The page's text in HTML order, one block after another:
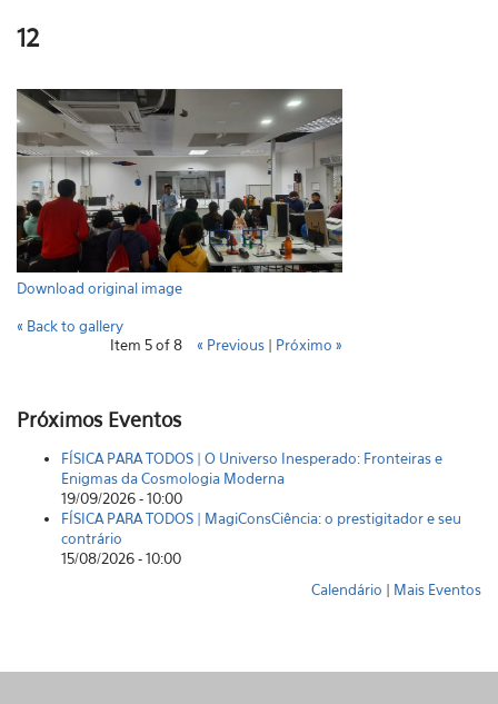
12
Download original image
« Back to gallery
Item 5 of 8
« Previous| Próximo »
Próximos Eventos
FÍSICA PARA TODOS | O Universo Inesperado: Fronteiras e
Enigmas da Cosmologia Moderna
19/09/2026 - 10:00
FÍSICA PARA TODOS | MagiConsCiência: o prestigitador e seu
contrário
15/08/2026 - 10:00
Calendário | Mais Eventos